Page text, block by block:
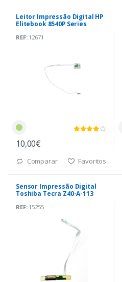
Leitor Impressão Digital HP
Elitebook 8540P Series
REF:12671
10,00€
Comparar Favoritos
Sensor Impressão Digital
Toshiba Tecra Z40-A-113
REF:15255